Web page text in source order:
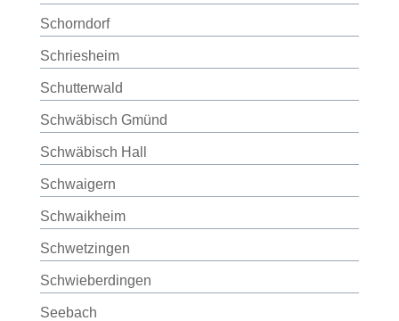
Schorndorf
Schriesheim
Schutterwald
Schwäbisch Gmünd
Schwäbisch Hall
Schwaigern
Schwaikheim
Schwetzingen
Schwieberdingen
Seebach